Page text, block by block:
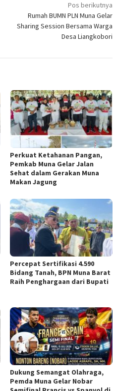
Pos berikutnya
Rumah BUMN PLN Muna Gelar
Sharing Session Bersama Warga
Desa Liangkobori
Perkuat Ketahanan Pangan,
Pemkab Muna Gelar Jalan
Sehat dalam Gerakan Muna
Makan Jagung
Percepat Sertifikasi 4.590
Bidang Tanah, BPN Muna Barat
Raih Penghargaan dari Bupati
Dukung Semangat Olahraga,
Pemda Muna Gelar Nobar